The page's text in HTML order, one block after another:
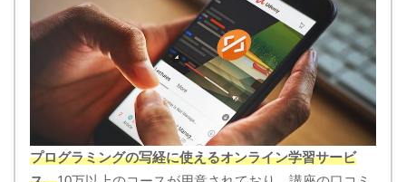
プログラミングの写経に使えるオンライン学習サービ